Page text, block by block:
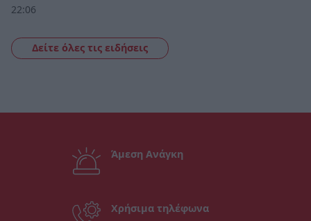
22:06
Δείτε όλες τις ειδήσεις
Άμεση Ανάγκη
Χρήσιμα τηλέφωνα